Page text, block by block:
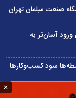
صنعت مبلمان تهران
ورود آسان‌تر به
سود کسب‌وکارها